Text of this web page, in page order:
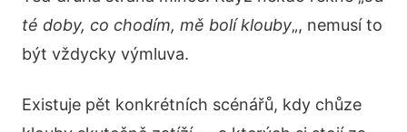
té doby, co chodím, mě bolí klouby„, nemusí to
být vždycky výmluva.
Existuje pět konkrétních scénářů, kdy chůze